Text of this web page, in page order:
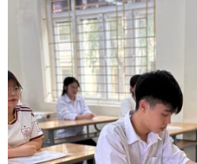
Chính quyền xã Đăk Ơ
(tỉnh Đồng Nai) đang xác
minh thông tin người dân
phản ánh phát hiện một
con vật nghi là cá sấu tại
khu vực suối Cây Xanh,
thôn Bù Xia.